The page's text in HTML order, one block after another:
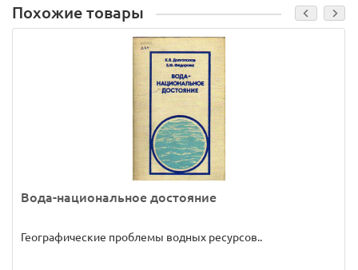
Похожие товары
Вода-национальное достояние
Географические проблемы водных ресурсов..